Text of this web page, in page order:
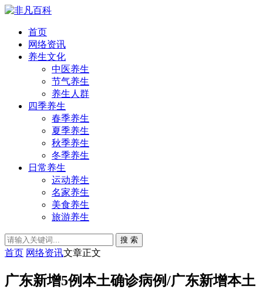
首页
网络资讯
养生文化
中医养生
节气养生
养生人群
四季养生
春季养生
夏季养生
秋季养生
冬季养生
日常养生
运动养生
名家养生
美食养生
旅游养生
搜 索
首页 网络资讯文章正文
广东新增5例本土确诊病例/广东新增本土